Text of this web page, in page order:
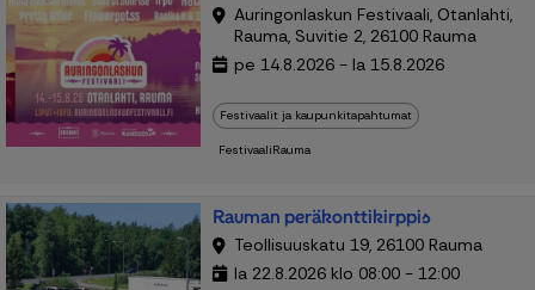
Auringonlaskun Festivaali, Otanlahti,
Rauma, Suvitie 2, 26100 Rauma
pe 14.8.2026 - la 15.8.2026
Festivaalit ja kaupunkitapahtumat
FestivaaliRauma
Rauman peräkonttikirppis
Teollisuuskatu 19, 26100 Rauma
la 22.8.2026 klo 08:00 - 12:00